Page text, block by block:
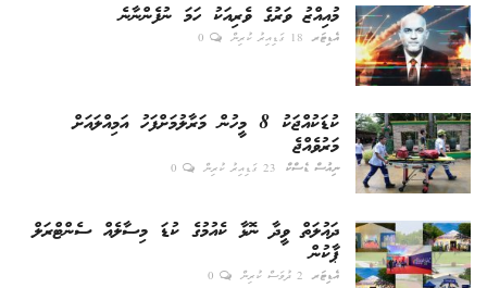
މުއިއްޒު ވަރުގެ ވެރިއަކު ހަމަ ނުފެންނާނެ
އެޑިޓަރ 18 ގަޑިއިރު ކުރިން 0
ކުޑަކުއްޖަކު 8 މީހުން މަރާލުމަށްފަހު އަމިއްލައަށް
މަރުވެއްޖެ
ނިއުސް ޑެސްކް 23 ގަޑިއިރު ކުރިން 0
ދައުލަތް ވީދާ ނޮޅާ ކެއުމުގެ ކުޑަ މިސާލެއް ސެންޓްރަލް
ޕާކުން
އެޑިޓަރ 2 ދުވަސް ކުރިން 0